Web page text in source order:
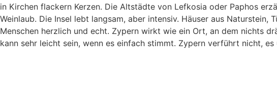
in Kirchen flackern Kerzen. Die Altstädte von Lefkosia oder Paphos
Weinlaub. Die Insel lebt langsam, aber intensiv. Häuser aus
Menschen herzlich und echt. Zypern wirkt wie ein Ort, an dem nichts
kann sehr leicht sein, wenn es einfach stimmt. Zypern verführt nicht, es